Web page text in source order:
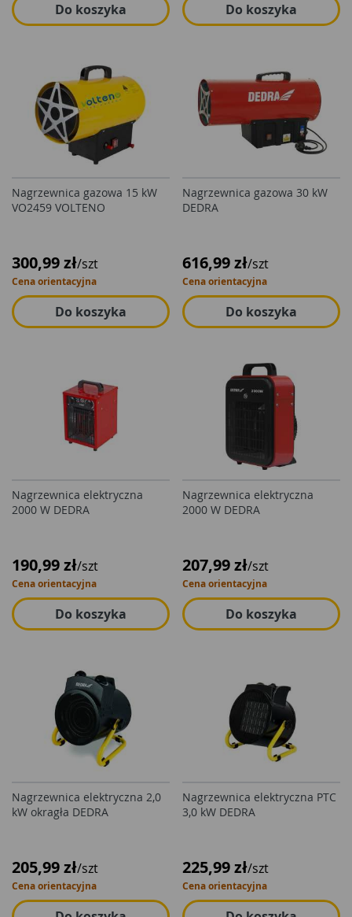
Do koszyka Do koszyka
Nagrzewnica gazowa 15 kW
VO2459 VOLTENO
300,99 zł/szt
Cena orientacyjna
Do koszyka
Nagrzewnica gazowa 30 kW
DEDRA
616,99 zł/szt
Cena orientacyjna
Do koszyka
Nagrzewnica elektryczna
2000 W DEDRA
190,99 zł/szt
Cena orientacyjna
Do koszyka
Nagrzewnica elektryczna
2000 W DEDRA
207,99 zł/szt
Cena orientacyjna
Do koszyka
Nagrzewnica elektryczna 2,0
kW okragła DEDRA
205,99 zł/szt
Cena orientacyjna
Nagrzewnica elektryczna PTC
3,0 kW DEDRA
225,99 zł/szt
Cena orientacyjna